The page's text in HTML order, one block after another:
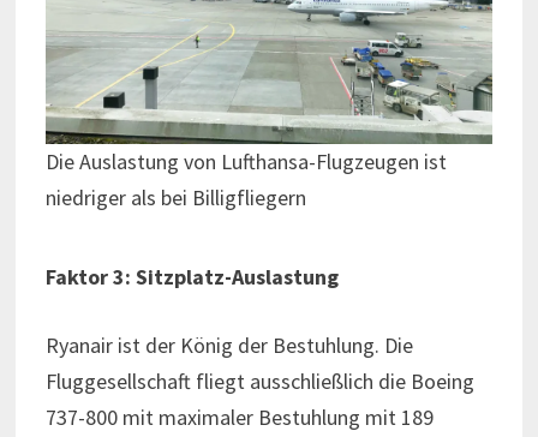
Die Auslastung von Lufthansa-Flugzeugen ist
niedriger als bei Billigfliegern
Faktor 3: Sitzplatz-Auslastung
Ryanair ist der König der Bestuhlung. Die
Fluggesellschaft fliegt ausschließlich die Boeing
737-800 mit maximaler Bestuhlung mit 189